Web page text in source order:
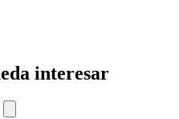
interesar